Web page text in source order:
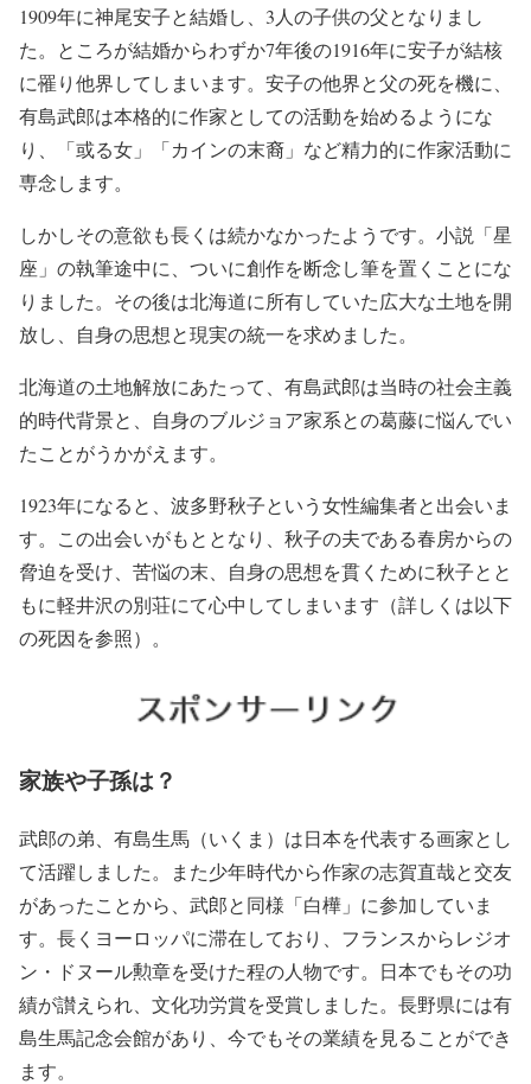
1909年に神尾安子と結婚し、3人の子供の父となりまし
た。ところが結婚からわずか7年後の1916年に安子が結核
に罹り他界してしまいます。安子の他界と父の死を機に、
有島武郎は本格的に作家としての活動を始めるようにな
り、「或る女」「カインの末裔」など精力的に作家活動に
専念します。
しかしその意欲も長くは続かなかったようです。小説「星
座」の執筆途中に、ついに創作を断念し筆を置くことにな
りました。その後は北海道に所有していた広大な土地を開
放し、自身の思想と現実の統一を求めました。
北海道の土地解放にあたって、有島武郎は当時の社会主義
的時代背景と、自身のブルジョア家系との葛藤に悩んでい
たことがうかがえます。
1923年になると、波多野秋子という女性編集者と出会いま
す。この出会いがもととなり、秋子の夫である春房からの
脅迫を受け、苦悩の末、自身の思想を貫くために秋子とと
もに軽井沢の別荘にて心中してしまいます（詳しくは以下
の死因を参照）。
家族や子孫は？
武郎の弟、有島生馬（いくま）は日本を代表する画家とし
て活躍しました。また少年時代から作家の志賀直哉と交友
があったことから、武郎と同様「白樺」に参加していま
す。長くヨーロッパに滞在しており、フランスからレジオ
ン・ドヌール勲章を受けた程の人物です。日本でもその功
績が讃えられ、文化功労賞を受賞しました。長野県には有
島生馬記念会館があり、今でもその業績を見ることができ
ます。